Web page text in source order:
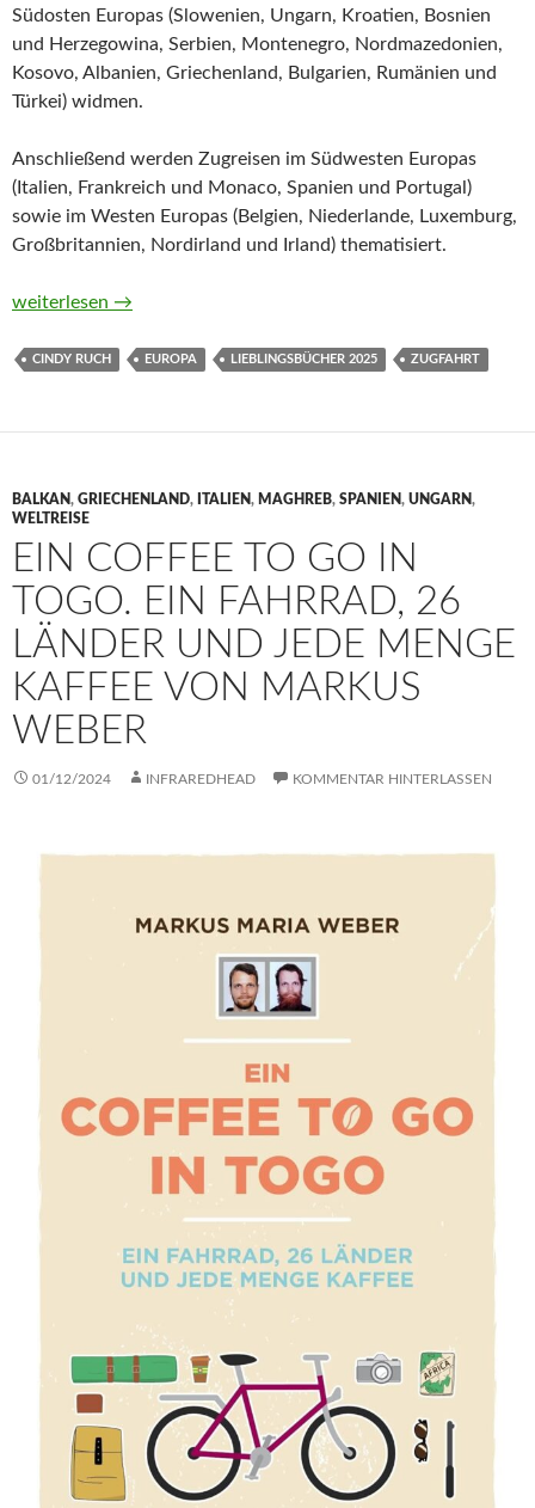
Südosten Europas (Slowenien, Ungarn, Kroatien, Bosnien
und Herzegowina, Serbien, Montenegro, Nordmazedonien,
Kosovo, Albanien, Griechenland, Bulgarien, Rumänien und
Türkei) widmen.
Anschließend werden Zugreisen im Südwesten Europas
(Italien, Frankreich und Monaco, Spanien und Portugal)
sowie im Westen Europas (Belgien, Niederlande, Luxemburg,
Großbritannien, Nordirland und Irland) thematisiert.
Reisehandbuch Europa mit dem Zug. Geheimtipps von
weiterlesen →
CINDY RUCH EUROPA LIEBLINGSBÜCHER 2025 ZUGFAHRT
BALKAN, GRIECHENLAND, ITALIEN, MAGHREB, SPANIEN, UNGARN,
WELTREISE
EIN COFFEE TO GO IN
TOGO. EIN FAHRRAD, 26
LÄNDER UND JEDE MENGE
KAFFEE VON MARKUS
WEBER
01/12/2024 INFRAREDHEAD KOMMENTAR HINTERLASSEN